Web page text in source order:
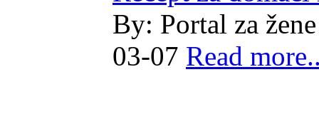
By: Portal za žene
03-07 Read